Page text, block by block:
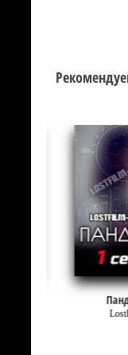
Пандора
LostFilm